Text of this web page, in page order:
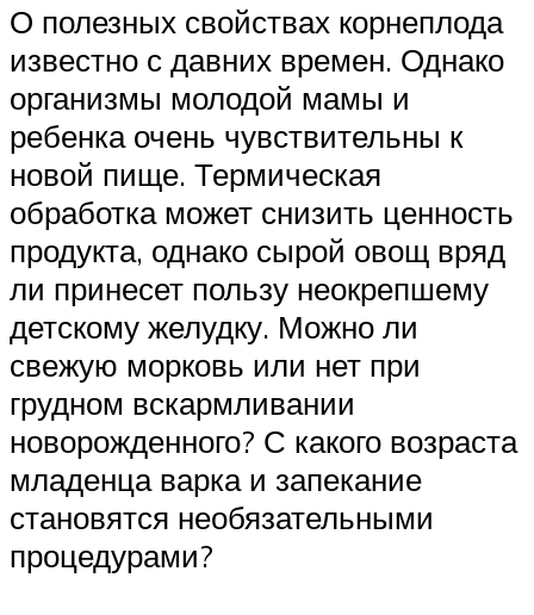
О полезных свойствах корнеплода
известно с давних времен. Однако
организмы молодой мамы и
ребенка очень чувствительны к
новой пище. Термическая
обработка может снизить ценность
продукта, однако сырой овощ вряд
ли принесет пользу неокрепшему
детскому желудку. Можно ли
свежую морковь или нет при
грудном вскармливании
новорожденного? С какого возраста
младенца варка и запекание
становятся необязательными
процедурами?